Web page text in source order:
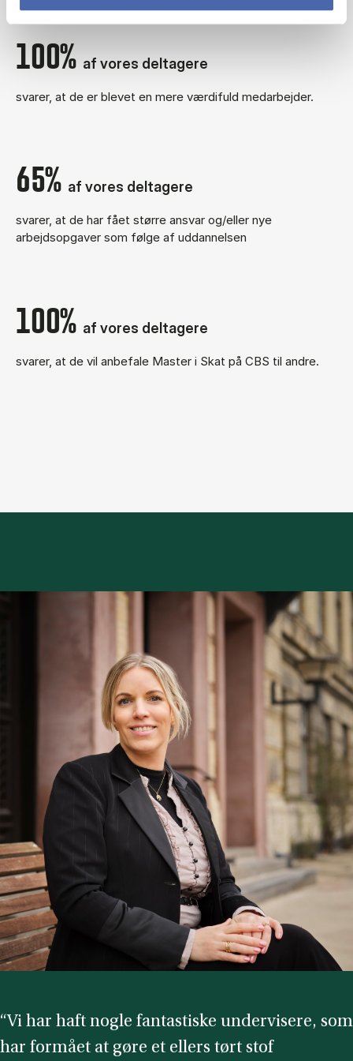
100%af vores deltagere
svarer, at de er blevet en mere værdifuld medarbejder.
65% af vores deltagere
svarer, at de har fået større ansvar og/eller nye
arbejdsopgaver som følge af uddannelsen
100% af vores deltagere
svarer, at de vil anbefale Master i Skat på CBS til andre.
“Vi har haft nogle fantastiske undervisere, som
har formået at gøre et ellers tørt stof